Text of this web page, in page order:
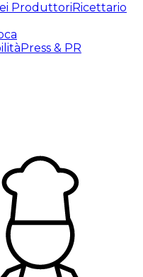
ProduttoriRicettario
Press & PR